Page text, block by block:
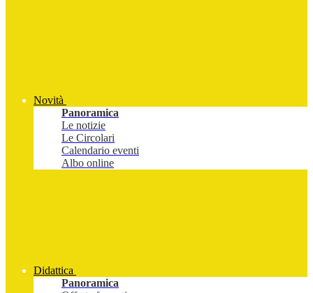
Novità
Panoramica
Le notizie
Le Circolari
Calendario eventi
Albo online
Didattica
Panoramica